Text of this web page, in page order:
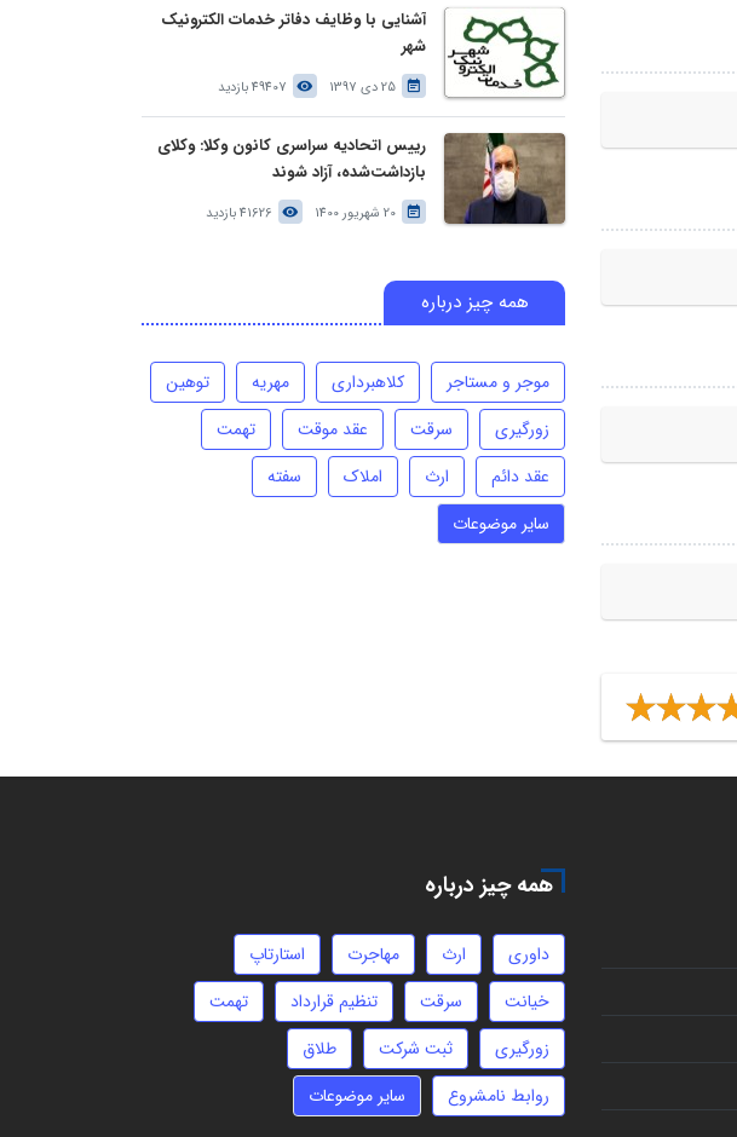
آشنایی با وظایف دفاتر خدمات الکترونیک
شهر
25 دی 1397 49407 بازدید
رییس اتحادیه سراسری کانون وکلا: وکلای
بازداشت‌شده، آزاد شوند
20 شهریور 1400 41626 بازدید
همه چیز درباره
موجر و مستاجر کلاهبرداری مهریه
توهین
زورگیری
سرقت عقد موقت
تهمت
عقد دائم
ارث املاک
سفته
سایر موضوعات
همه چیز درباره
داوری ارث مهاجرت
استارتاپ
خیانت
سرقت تنظیم قرارداد
تهمت
زورگیری
ثبت شرکت
طلاق
روابط نامشروع
سایر موضوعات